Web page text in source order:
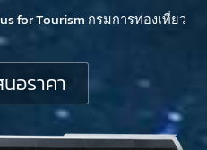
for Tourism กรมการท่องเที่ยว
อราคา